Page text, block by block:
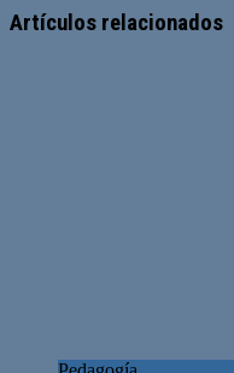
Artículos relacionados